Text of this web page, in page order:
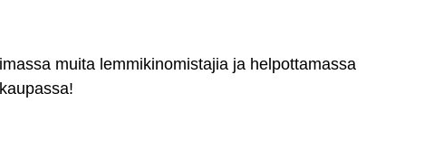
muita lemmikinomistajia ja helpottamassa